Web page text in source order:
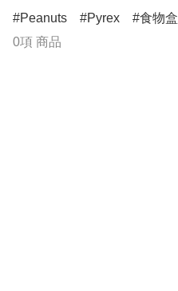
Peanuts Pyrex 食物盒
0項 商品